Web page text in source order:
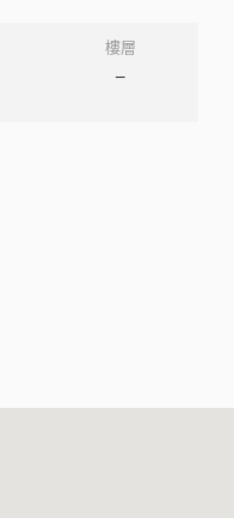
樓層
–